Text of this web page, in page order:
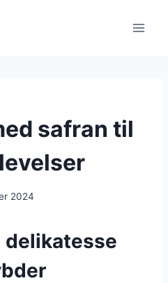
safran til
2024
delikatesse